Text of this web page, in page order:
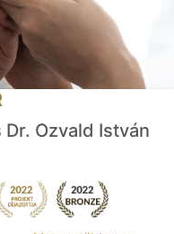
Ozvald István